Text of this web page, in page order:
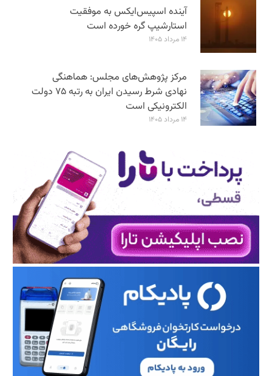
آینده اسپیس‌ایکس به موفقیت
استارشیپ گره خورده است
۱۴ مرداد ۱۴۰۵
مرکز پژوهش‌های مجلس: هماهنگی
نهادی شرط رسیدن ایران به رتبه ۷۵ دولت
الکترونیکی است
۱۴ مرداد ۱۴۰۵